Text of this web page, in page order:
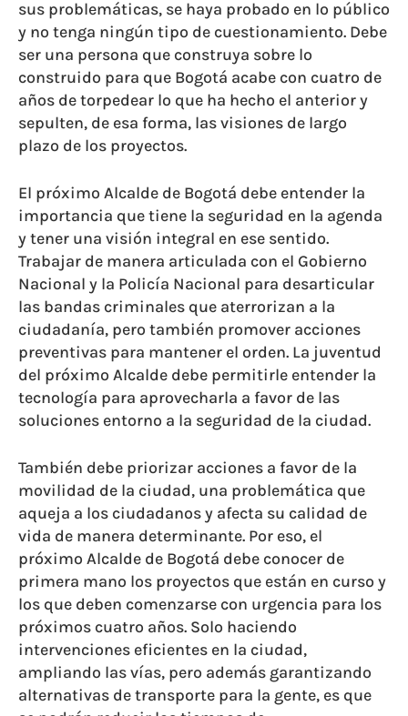
sus problemáticas, se haya probado en lo público
y no tenga ningún tipo de cuestionamiento. Debe
ser una persona que construya sobre lo
construido para que Bogotá acabe con cuatro de
años de torpedear lo que ha hecho el anterior y
sepulten, de esa forma, las visiones de largo
plazo de los proyectos.
El próximo Alcalde de Bogotá debe entender la
importancia que tiene la seguridad en la agenda
y tener una visión integral en ese sentido.
Trabajar de manera articulada con el Gobierno
Nacional y la Policía Nacional para desarticular
las bandas criminales que aterrorizan a la
ciudadanía, pero también promover acciones
preventivas para mantener el orden. La juventud
del próximo Alcalde debe permitirle entender la
tecnología para aprovecharla a favor de las
soluciones entorno a la seguridad de la ciudad.
También debe priorizar acciones a favor de la
movilidad de la ciudad, una problemática que
aqueja a los ciudadanos y afecta su calidad de
vida de manera determinante. Por eso, el
próximo Alcalde de Bogotá debe conocer de
primera mano los proyectos que están en curso y
los que deben comenzarse con urgencia para los
próximos cuatro años. Solo haciendo
intervenciones eficientes en la ciudad,
ampliando las vías, pero además garantizando
alternativas de transporte para la gente, es que